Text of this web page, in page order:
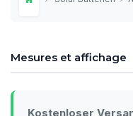
Home
Mesures et affichage
Kostenloser